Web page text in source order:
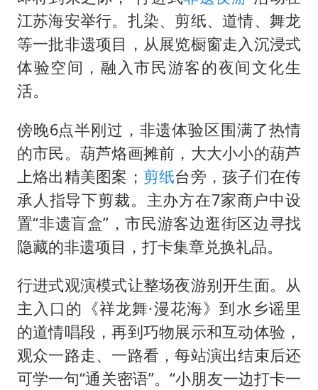
江苏海安举行。扎染、剪纸、道情、舞龙
等一批非遗项目，从展览橱窗走入沉浸式
体验空间，融入市民游客的夜间文化生
活。
傍晚6点半刚过，非遗体验区围满了热情
的市民。葫芦烙画摊前，大大小小的葫芦
上烙出精美图案； 剪纸台旁，孩子们在传
承人指导下剪裁。主办方在7家商户中设
置“非遗盲盒”，市民游客边逛街区边寻找
隐藏的非遗项目，打卡集章兑换礼品。
行进式观演模式让整场夜游别开生面。从
主入口的《祥龙舞·漫花海》到水乡谣里
的道情唱段，再到巧物展示和互动体验，
观众一路走、一路看，每站演出结束后还
可学一句“通关密语”。“小朋友一边打卡一